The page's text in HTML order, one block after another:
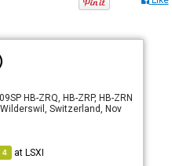
HB-ZRQ, HB-ZRP, HB-ZRN
Switzerland, Nov
4 atLSXI